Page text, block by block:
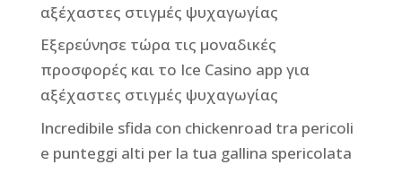
αξέχαστες στιγμές ψυχαγωγίας
Εξερεύνησε τώρα τις μοναδικές
προσφορές και το Ice Casino app για
αξέχαστες στιγμές ψυχαγωγίας
Incredibile sfida con chickenroad tra pericoli
e punteggi alti per la tua gallina spericolata